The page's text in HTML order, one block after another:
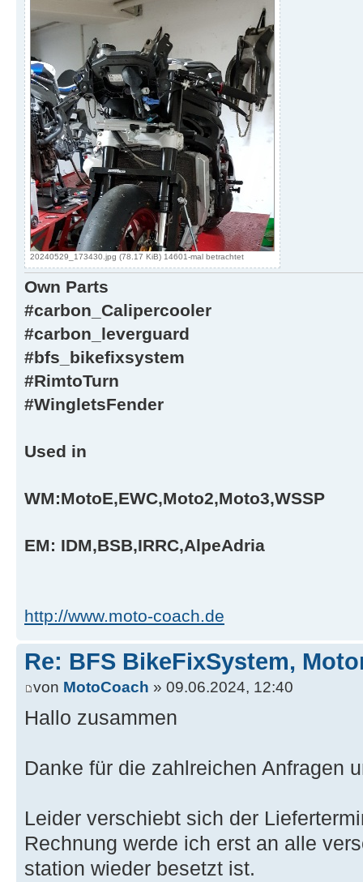
20240529_173430.jpg (78.17 KiB) 14601-mal betrachtet
Own Parts
#carbon_Calipercooler
#carbon_leverguard
#bfs_bikefixsystem
#RimtoTurn
#WingletsFender
Used in
WM:MotoE,EWC,Moto2,Moto3,WSSP
EM: IDM,BSB,IRRC,AlpeAdria
http://www.moto-coach.de
Re: BFS BikeFixSystem,
von MotoCoach » 09.06.2024, 12:40
Hallo zusammen
Danke für die zahlreichen Anfragen
Leider verschiebt sich der
Rechnung werde ich erst an alle
station wieder besetzt ist.